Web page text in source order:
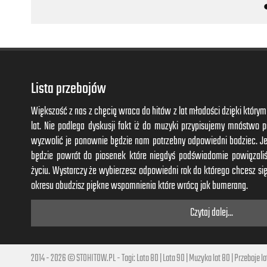
Aaah aaah aaah aaah aaah aaah aaah
Aaah aaah aaah aaah
Oh everybody waits so long
Oh baby why you wait so long
Won't you come on! Come on!
I've been walking in Central Park
Singing after dark
People think I'm crazy
Shuffling through the street
Asking people, "What's the matter with you boy?"
Lista przebojów
Większość z nas z chęcią wraca do hitów z lat młodości dzięki
lat. Nie podlega dyskusji fakt iż do muzyki przypisujemy mnóstwo
wyzwolić je ponownie będzie nam potrzebny odpowiedni bodziec.
będzie powrót do piosenek które niegdyś podświadomie
życiu. Wystarczy że wybierzesz odpowiedni rok do którego chcesz
okresu obudzisz piękne wspomnienia które wrócą jak bumerang.
Czytaj dalej...
2014 - 2026 © STOHITOW.PL - Tagi:Lata 80|Lata 90|Muzyka lat 80|Przeboje